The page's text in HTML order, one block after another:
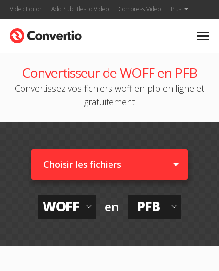
Video Editor Add Subtitles to Video Compress Video Plus
Convertisseur de WOFF en PFB
Convertissez vos fichiers woff en pfb en ligne et
gratuitement
Choisir les fichiers
WOFF en PFB